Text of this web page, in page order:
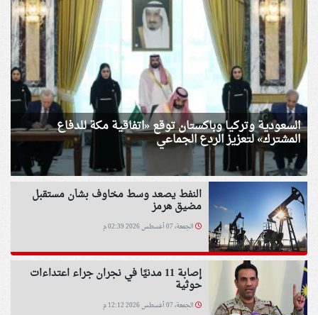
السعودية وتركيا وباكستان توقع «اتفاقية مكة للدفاع
المشترك» لتعزيز الردع الجماعي
النفط يصعد وسط مخاوف بشأن مستقبل
مضيق هرمز
الجمعة، 07 أغسطس 2026 02:39 م
إصابة 11 مدنيًا في نجران جراء اعتداءات
حوثية
الجمعة، 07 أغسطس 2026 12:12 م